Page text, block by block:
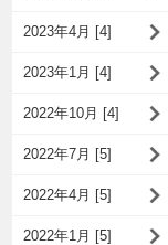
2023年4月 [4]
2023年1月 [4]
2022年10月 [4]
2022年7月 [5]
2022年4月 [5]
2022年1月 [5]